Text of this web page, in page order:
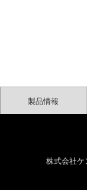
製品情報
株式会社